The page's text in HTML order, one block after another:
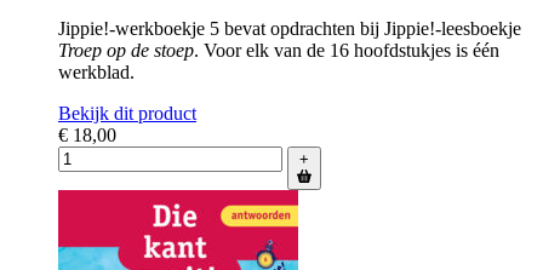
Jippie!-werkboekje 5 bevat opdrachten bij Jippie!-leesboekje
Troep op de stoep. Voor elk van de 16 hoofdstukjes is één
werkblad.
Bekijk dit product
€ 18,00
+